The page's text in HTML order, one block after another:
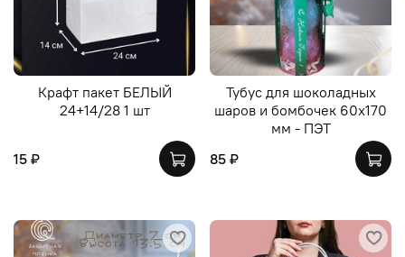
Крафт пакет БЕЛЫЙ
24+14/28 1 шт
15 ₽
Тубус для шоколадных
шаров и бомбочек 60х170
мм - ПЭТ
85 ₽